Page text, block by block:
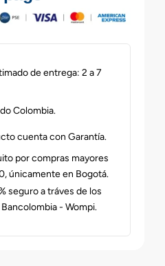
de entrega: 2 a 7
Colombia.
cuenta con Garantía.
por compras mayores
únicamente en Bogotá.
seguro a tráves de los
- Wompi.